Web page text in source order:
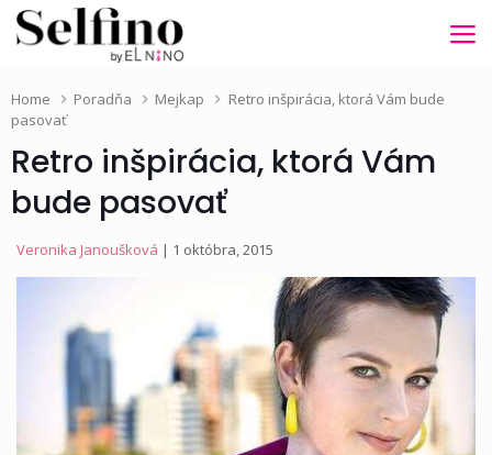
Home Poradňa Mejkap
Retro inšpirácia, ktorá Vám bude
pasovať
Retro inšpirácia, ktorá Vám
bude pasovať
Veronika Janoušková | 1 októbra, 2015